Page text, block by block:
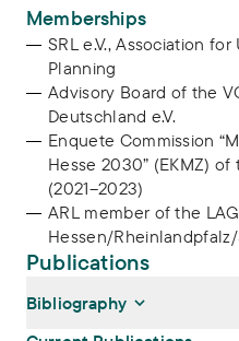
Memberships
SRL e.V., Association
Planning
Advisory Board of the
Deutschland e.V.
Enquete Commission
Hesse 2030” (EKMZ)
(2021–2023)
ARL member of the LAG
Hessen/
Publications
Bibliography